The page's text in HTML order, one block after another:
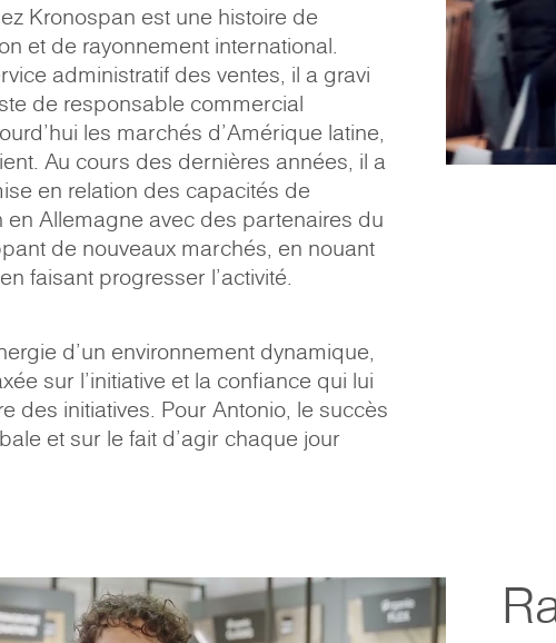
Kronospan est une histoire de
et de rayonnement international.
administratif des ventes, il a gravi
de responsable commercial
les marchés d'Amérique latine,
Au cours des dernières années, il a
en relation des capacités de
Allemagne avec des partenaires du
de nouveaux marchés, en nouant
faisant progresser l'activité.
d'un environnement dynamique,
sur l'initiative et la confiance qui lui
des initiatives. Pour Antonio, le succès
et sur le fait d'agir chaque jour